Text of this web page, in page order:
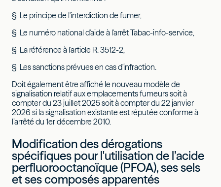
§ Le principe de l'interdiction de fumer,
§ Le numéro national d'aide à l'arrêt Tabac-info-service,
§ La référence à l'article R. 3512-2,
§ Les sanctions prévues en cas d'infraction.
Doit également être affiché le nouveau modèle de
signalisation relatif aux emplacements fumeurs soit à
compter du 23 juillet 2025 soit à compter du 22 janvier
2026 si la signalisation existante est réputée conforme à
l’arrêté du 1er décembre 2010.
Modification des dérogations
spécifiques pour l'utilisation de l’acide
perfluorooctanoïque (PFOA), ses sels
et ses composés apparentés